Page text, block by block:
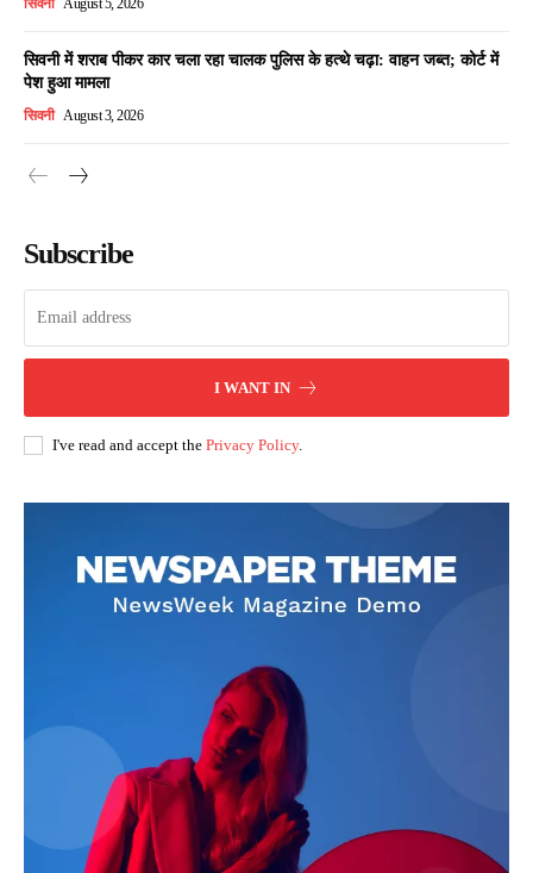
सिवनी August 5, 2026
सिवनी में शराब पीकर कार चला रहा चालक पुलिस के हत्थे चढ़ा: वाहन जब्त; कोर्ट में
पेश हुआ मामला
सिवनी August 3, 2026
Subscribe
I WANT IN
I've read and accept the Privacy Policy.